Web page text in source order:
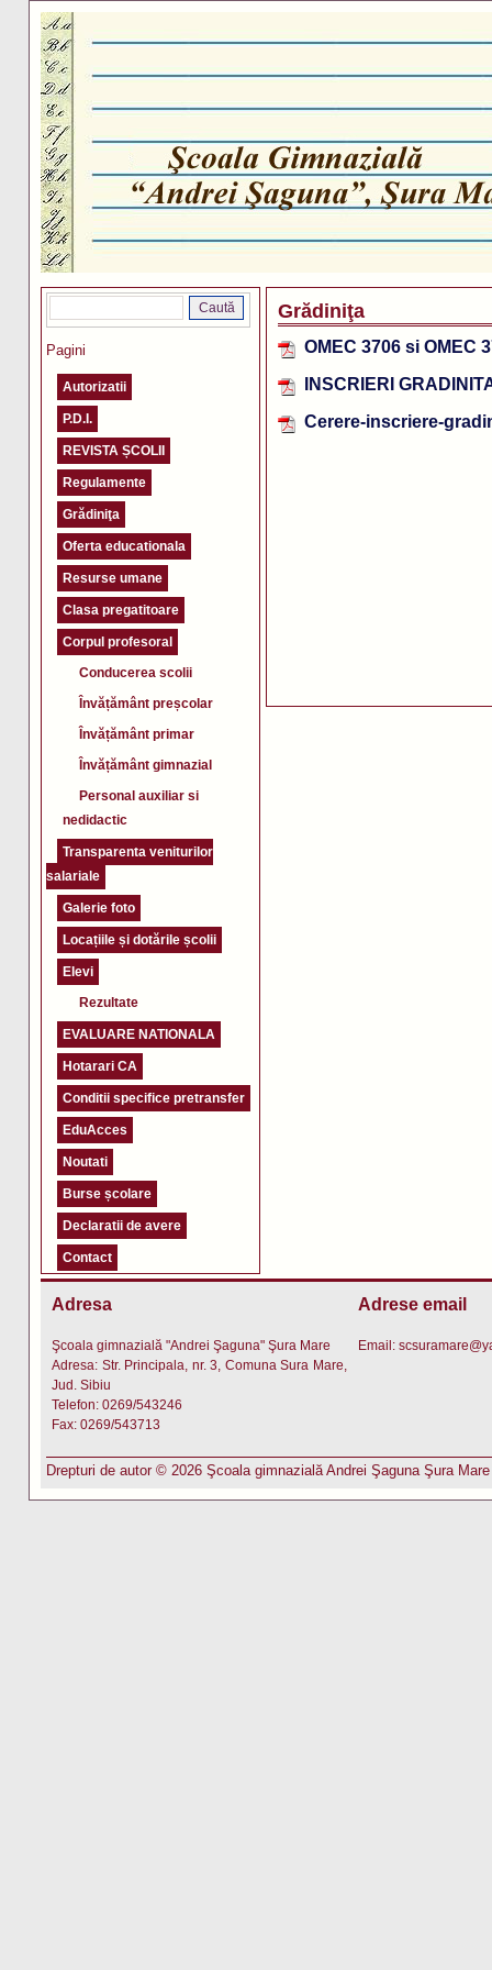
Pagini
Autorizatii
P.D.I.
REVISTA ȘCOLII
Regulamente
Grădiniţa
Oferta educationala
Resurse umane
Clasa pregatitoare
Corpul profesoral
Conducerea scolii
Învățământ preșcolar
Învățământ primar
Învățământ gimnazial
Personal auxiliar si
nedidactic
Transparenta veniturilor
salariale
Galerie foto
Locațiile și dotările școlii
Elevi
Rezultate
EVALUARE NATIONALA
Hotarari CA
Conditii specifice pretransfer
EduAcces
Noutati
Burse școlare
Declaratii de avere
Contact
Grădiniţa
OMEC 3706 si OMEC
INSCRIERI
Cerere-inscriere-
Adresa
Şcoala gimnazială "Andrei Şaguna" Şura Mare
Adresa: Str. Principala, nr. 3, Comuna Sura Mare,
Jud. Sibiu
Telefon: 0269/543246
Fax: 0269/543713
Adrese email
Email:
Drepturi de autor © 2026 Şcoala gimnazială Andrei Şaguna Şura